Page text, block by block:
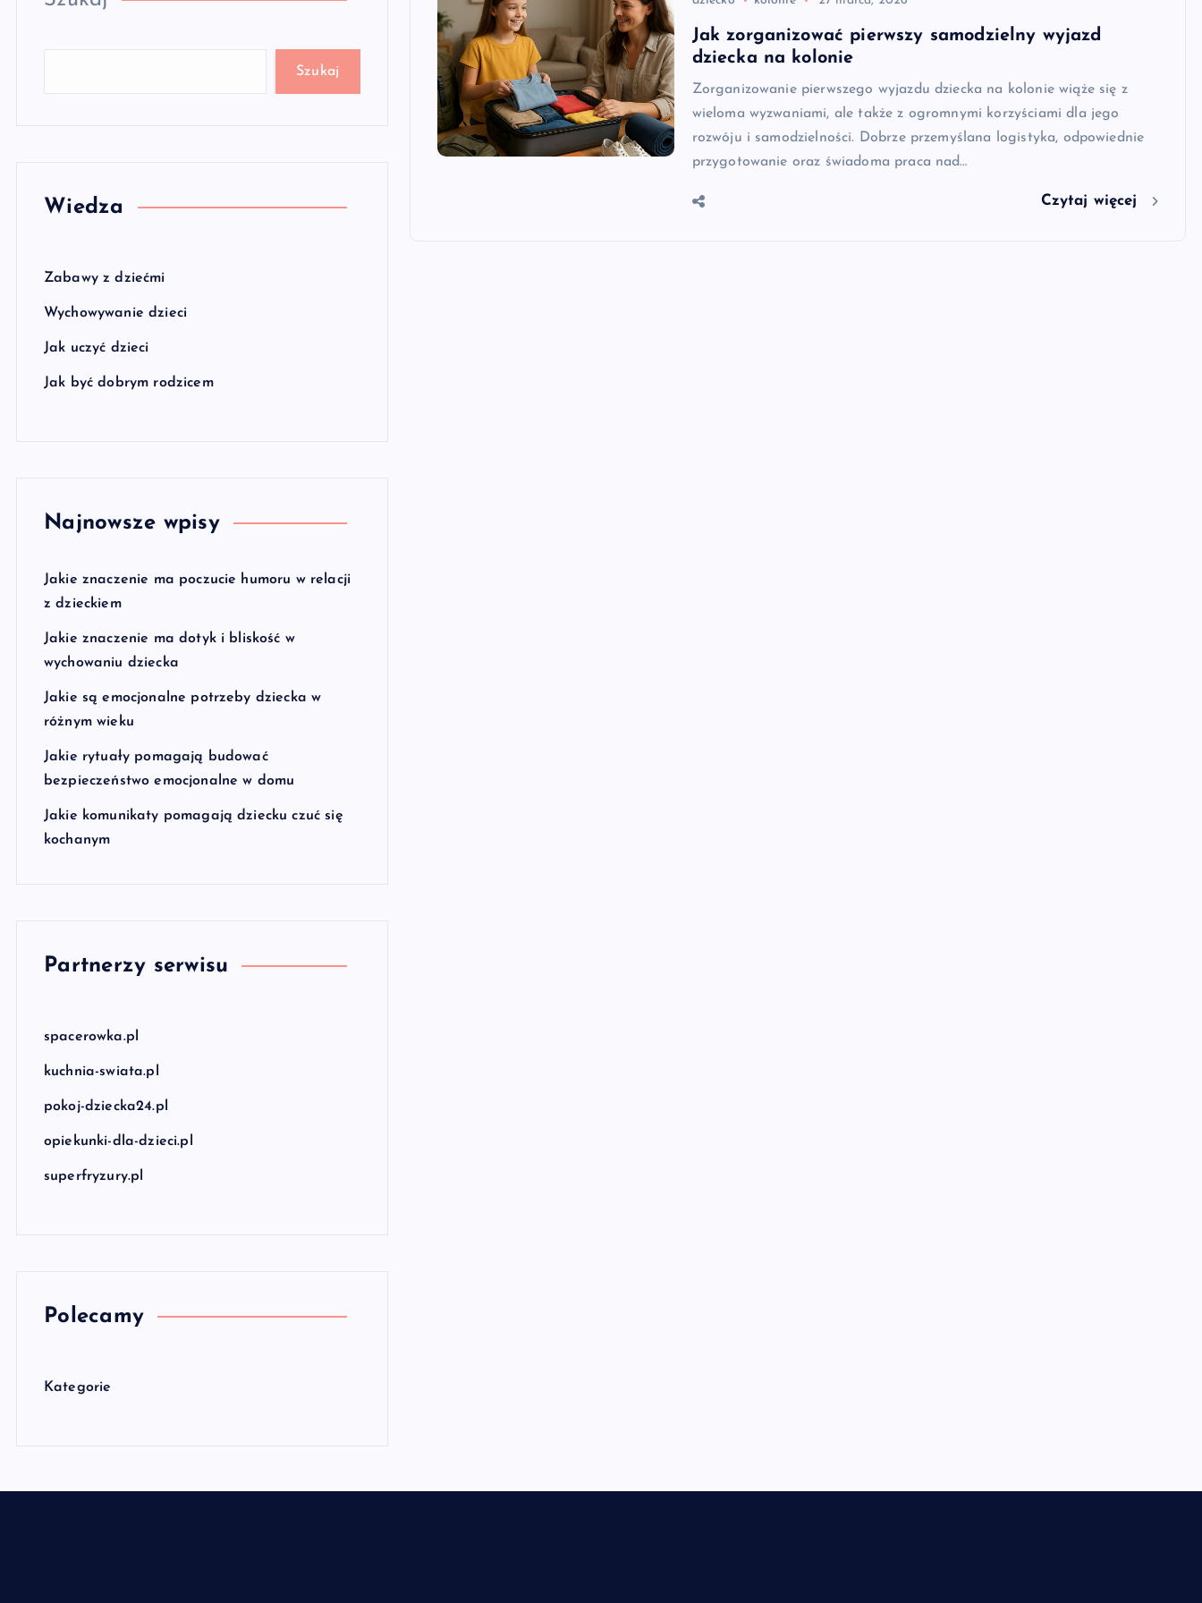
Szukaj
Wiedza
Zabawy z dziećmi
Wychowywanie dzieci
Jak uczyć dzieci
Jak być dobrym rodzicem
Najnowsze wpisy
Jakie znaczenie ma poczucie humoru w relacji
z dzieckiem
Jakie znaczenie ma dotyk i bliskość w
wychowaniu dziecka
Jakie są emocjonalne potrzeby dziecka w
różnym wieku
Jakie rytuały pomagają budować
bezpieczeństwo emocjonalne w domu
Jakie komunikaty pomagają dziecku czuć się
kochanym
Partnerzy serwisu
spacerowka.pl
kuchnia-swiata.pl
pokoj-dziecka24.pl
opiekunki-dla-dzieci.pl
superfryzury.pl
Polecamy
Kategorie
Jak zorganizować pierwszy samodzielny wyjazd
dziecka na kolonie
Zorganizowanie pierwszego wyjazdu dziecka na kolonie wiąże się z
wieloma wyzwaniami, ale także z ogromnymi korzyściami dla jego
rozwóju i samodzielności. Dobrze przemyślana logistyka, odpowiednie
przygotowanie oraz świadoma praca nad…
Czytaj więcej